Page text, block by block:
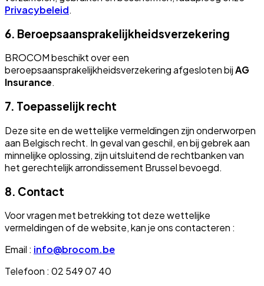
Privacybeleid.
6. Beroepsaansprakelijkheidsverzekering
BROCOM beschikt over een
beroepsaansprakelijkheidsverzekering afgesloten bijAG
Insurance.
7. Toepasselijk recht
Deze site en de wettelijke vermeldingen zijn onderworpen
aan Belgisch recht. In geval van geschil, en bij gebrek aan
minnelijke oplossing, zijn uitsluitend de rechtbanken van
het gerechtelijk arrondissement Brussel bevoegd.
8. Contact
Voor vragen met betrekking tot deze wettelijke
vermeldingen of de website, kan je ons contacteren :
Email : info@brocom.be
Telefoon : 02 549 07 40